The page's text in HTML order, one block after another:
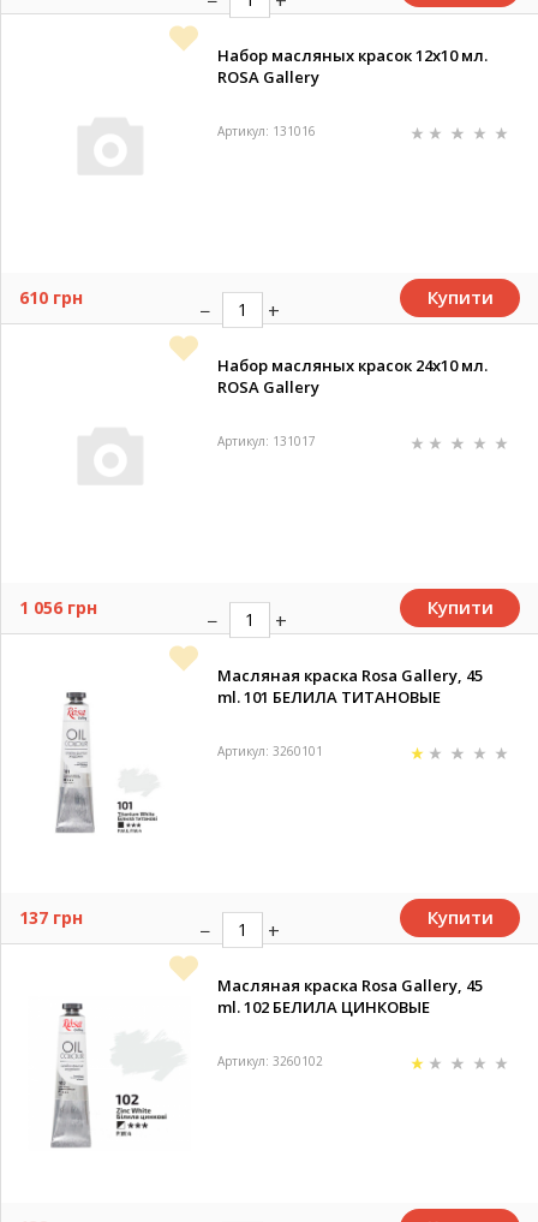
Набор масляных красок 12х10 мл.
ROSA Gallery
Артикул: 131016
610 грн Купити
Набор масляных красок 24х10 мл.
ROSA Gallery
Артикул: 131017
1 056 грн Купити
Масляная краска Rosa Gallery, 45
ml. 101 БЕЛИЛА ТИТАНОВЫЕ
Артикул: 3260101
137 грн Купити
Масляная краска Rosa Gallery, 45
ml. 102 БЕЛИЛА ЦИНКОВЫЕ
Артикул: 3260102